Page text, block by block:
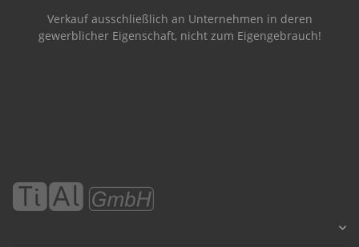
Verkauf ausschließlich an Unternehmen in deren
gewerblicher Eigenschaft, nicht zum Eigengebrauch!